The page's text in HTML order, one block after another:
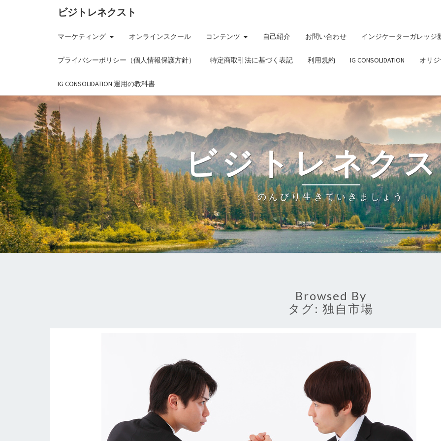
ビジトレネクスト
マーケティング オンラインスクール コンテンツ 自己紹介 お問い合わせ インジケーターガレッジ
プライバシーポリシー（個人情報保護方針） 特定商取引法に基づく表記 利用規約 IG CONSOLIDATION オリ
IG CONSOLIDATION 運用の教科書
ビジトレネク
のんびり生きていきましょう
Browsed By
タグ: 独自市場